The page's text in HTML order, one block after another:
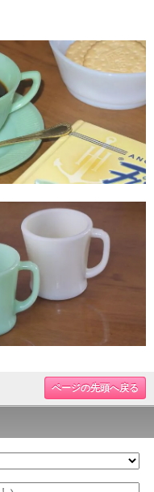
ページの先頭へ戻る